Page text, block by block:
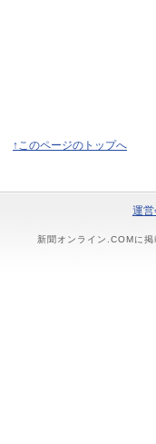
↑このページのトップへ
運営
新聞オンライン.COMに